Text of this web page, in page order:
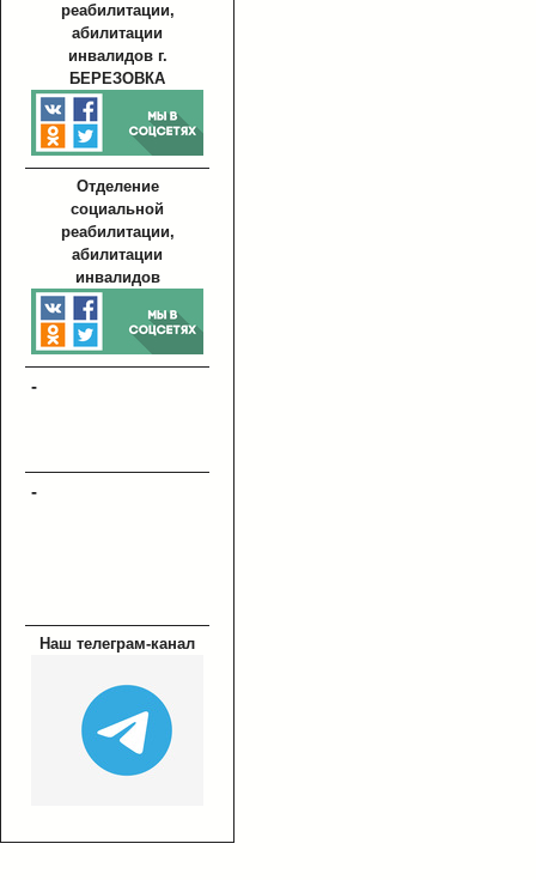
реабилитации,
абилитации
инвалидов г.
БЕРЕЗОВКА
Отделение
социальной
реабилитации,
абилитации
инвалидов
-
-
Наш телеграм-канал